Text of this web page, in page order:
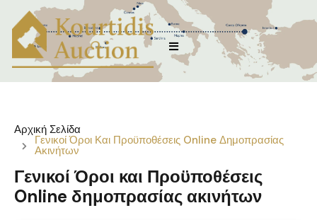
Αρχική Σελίδα
Γενικοί Όροι Και Προϋποθέσεις Online Δημοπρασίας
Ακινήτων
Γενικοί Όροι και Προϋποθέσεις
Online δημοπρασίας ακινήτων